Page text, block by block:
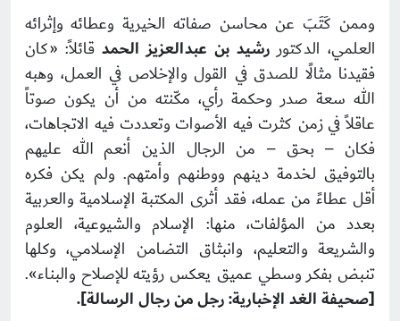
وممن كَتَبَ عن محاسن صفاته الخيرية وعطائه وإثرائه
العلمي، الدكتوررشيد بن عبدالعزيز الحمدقائلاً: «كان
فقيدنا مثالًا للصدق في القول والإخلاص في العمل، وهبه
الله سعة صدر وحكمة رأي، مكّنته من أن يكون صوتاً
عاقلاً في زمن كثرت فيه الأصوات وتعددت فيه الاتجاهات،
فكان – بحق – من الرجال الذين أنعم الله عليهم
بالتوفيق لخدمة دينهم ووطنهم وأمتهم. ولم يكن فكره
أقل عطاءً من عمله، فقد أثرى المكتبة الإسلامية والعربية
بعدد من المؤلفات، منها: الإسلام والشيوعية، العلوم
والشريعة والتعليم، وانبثاق التضامن الإسلامي، وكلها
تنبض بفكر وسطي عميق يعكس رؤيته للإصلاح والبناء».
[صحيفة الغد الإخبارية: رجل من رجال الرسالة].